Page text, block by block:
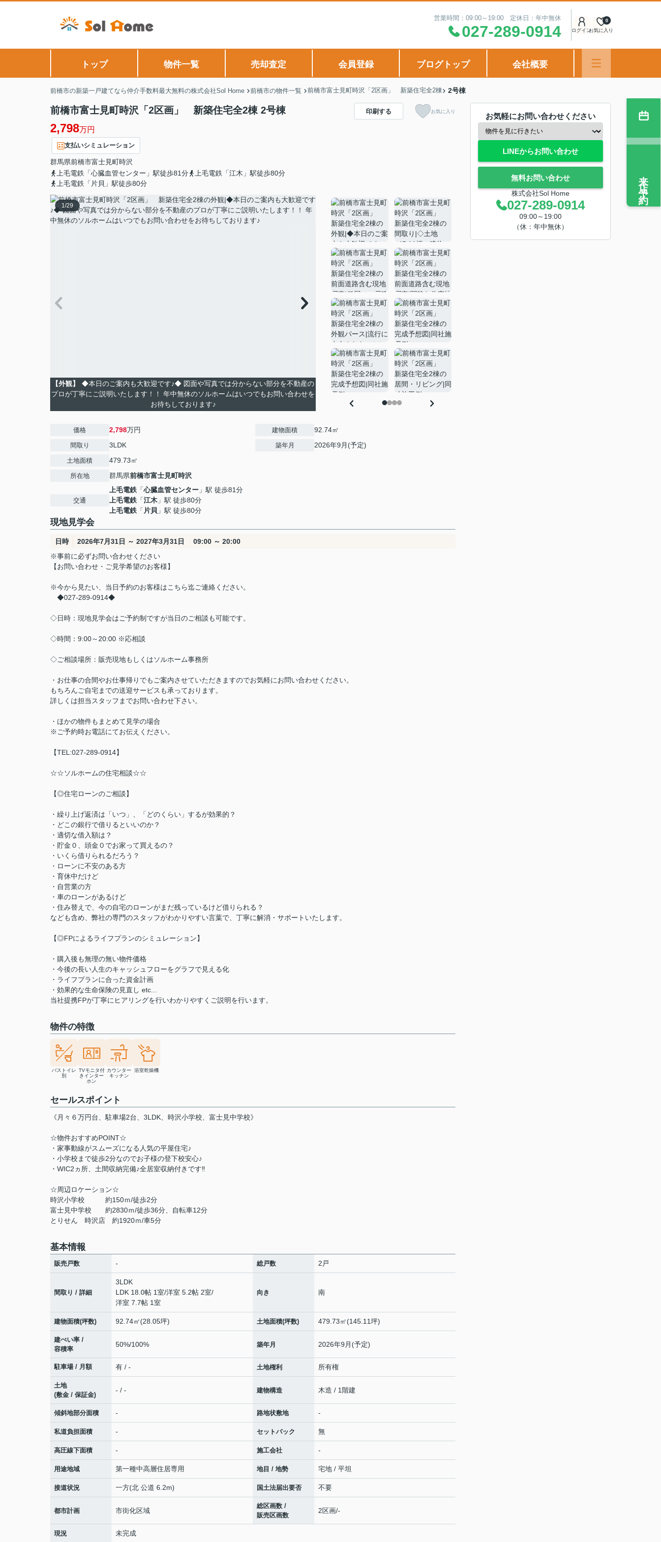
営業時間：09:00～19:00 定休日：年中無休
027-289-0914 ログインお気に入り
0
トップ 物件一覧 売却査定 会員登録 ブログトップ 会社概要
前橋市の新築一戸建てなら仲介手数料最大無料の株式会社Sol Home 前橋市の物件一覧 前橋市富士見町時沢「2区画」 新築住宅全2棟 2号棟
前橋市富士見町時沢「2区画」 新築住宅全2棟 2号棟
2,798万円
支払いシミュレーション
群馬県前橋市富士見町時沢
上毛電鉄「心臓血管センター」駅徒歩81分
上毛電鉄「江木」駅徒歩80分
上毛電鉄「片貝」駅徒歩80分
印刷する お気に入り
1/29
【外観】
◆本日のご案内も大歓迎です♪◆ 図面や写真では分からない部分を不動産の
プロが丁寧にご説明いたします！！ 年中無休のソルホームはいつでもお問い合わせを
お待ちしております♪
価格 2,798万円
間取り 3LDK
土地面積 479.73㎡
所在地 群馬県前橋市富士見町時沢
交通
上毛電鉄 「心臓血管センター 」駅 徒歩81分
上毛電鉄 「江木 」駅 徒歩80分
上毛電鉄 「 片貝 」駅 徒歩80分
建物面積 92.74㎡
築年月 2026年9月(予定)
現地見学会
日時
2026年7月31日 ～ 2027年3月31日 09:00 ～ 20:00
※事前に必ずお問い合わせください
【お問い合わせ・ご見学希望のお客様】
※今から見たい、当日予約のお客様はこちら迄ご連絡ください。
◆027-289-0914◆
◇日時：現地見学会はご予約制ですが当日のご相談も可能です。
◇時間：9:00～20:00 ※応相談
◇ご相談場所：販売現地もしくはソルホーム事務所
・お仕事の合間やお仕事帰りでもご案内させていただきますのでお気軽にお問い合わせください。
もちろんご自宅までの送迎サービスも承っております。
詳しくは担当スタッフまでお問い合わせ下さい。
・ほかの物件もまとめて見学の場合
※ご予約時お電話にてお伝えください。
【TEL:027-289-0914】
☆☆ソルホームの住宅相談☆☆
【◎住宅ローンのご相談】
・繰り上げ返済は「いつ」、「どのくらい」するが効果的？
・どこの銀行で借りるといいのか？
・適切な借入額は？
・貯金０、頭金０でお家って買えるの？
・いくら借りられるだろう？
・ローンに不安のある方
・育休中だけど
・自営業の方
・車のローンがあるけど
・住み替えで、今の自宅のローンがまだ残っているけど借りられる？
なども含め、弊社の専門のスタッフがわかりやすい言葉で、丁寧に解消・サポートいたします。
【◎FPによるライフプランのシミュレーション】
・購入後も無理の無い物件価格
・今後の長い人生のキャッシュフローをグラフで見える化
・ライフプランに合った資金計画
・効果的な生命保険の見直し etc...
当社提携FPが丁寧にヒアリングを行いわかりやすくご説明を行います。
物件の特徴
バストイレ
別
TVモニタ付
きインター
ホン
カウンター
キッチン
浴室乾燥機
セールスポイント
《月々６万円台、駐車場2台、3LDK、時沢小学校、富士見中学校》
☆物件おすすめPOINT☆
・家事動線がスムーズになる人気の平屋住宅♪
・小学校まで徒歩2分なのでお子様の登下校安心♪
・WIC2ヵ所、土間収納完備♪全居室収納付きです‼
☆周辺ロケーション☆
時沢小学校 約150ｍ/徒歩2分
富士見中学校 約2830ｍ/徒歩36分、自転車12分
とりせん 時沢店 約1920ｍ/車5分
基本情報
販売戸数 - 総戸数 2戸
間取り / 詳細
3LDK
LDK 18.0帖 1室/洋室 5.2帖 2室/
洋室 7.7帖 1室
向き 南
建物面積(坪数) 92.74㎡(28.05坪) 土地面積(坪数) 479.73㎡(145.11坪)
建ぺい率 /
容積率
50%/100% 築年月 2026年9月(予定)
駐車場 / 月額 有 / - 土地権利 所有権
土地
(敷金 / 保証金)
- / - 建物構造 木造 / 1階建
傾斜地部分面積 - 路地状敷地 -
私道負担面積 - セットバック 無
高圧線下面積 - 施工会社 -
用途地域 第一種中高層住居専用 地目 / 地勢 宅地 / 平坦
接道状況 一方(北 公道 6.2m) 国土法届出要否 不要
都市計画 市街化区域
総区画数 /
販売区画数
2区画/-
現況 未完成
お気軽にお問い合わせください
LINEからお問い合わせ
無料お問い合わせ
株式会社Sol Home
027-289-0914
09:00～19:00
（休：年中無休）
来店予約